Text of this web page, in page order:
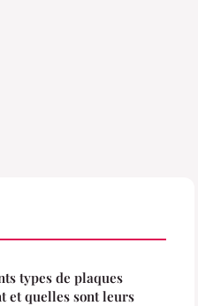
types de plaques
et quelles sont leurs